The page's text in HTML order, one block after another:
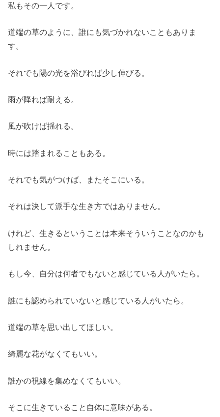
私もその一人です。
道端の草のように、誰にも気づかれないこともありま
す。
それでも陽の光を浴びれば少し伸びる。
雨が降れば耐える。
風が吹けば揺れる。
時には踏まれることもある。
それでも気がつけば、またそこにいる。
それは決して派手な生き方ではありません。
けれど、生きるということは本来そういうことなのかも
しれません。
もし今、自分は何者でもないと感じている人がいたら。
誰にも認められていないと感じている人がいたら。
道端の草を思い出してほしい。
綺麗な花がなくてもいい。
誰かの視線を集めなくてもいい。
そこに生きていること自体に意味がある。